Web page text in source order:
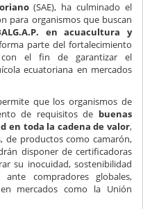
(SAE), ha culminado el
para organismos que buscan
en acuacultura y
parte del fortalecimiento
con el fin de garantizar el
ecuatoriana en mercados
que los organismos de
de requisitos de buenas
en toda la cadena de valor,
de productos como camarón,
disponer de certificadoras
su inocuidad, sostenibilidad
compradores globales,
mercados como la Unión